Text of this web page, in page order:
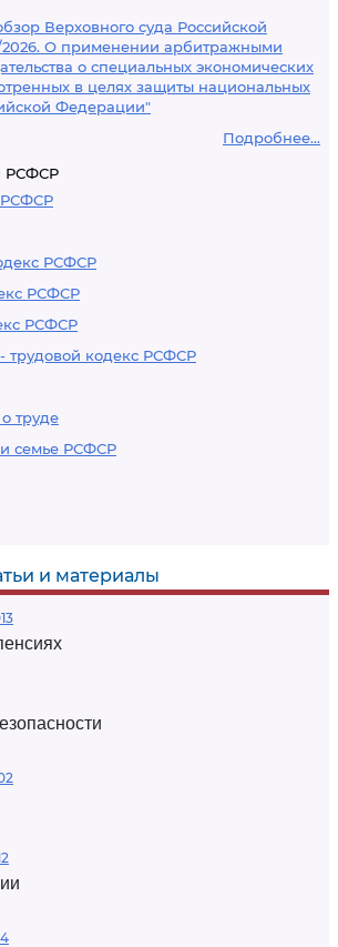
Верховного суда Российской
О применении арбитражными
о специальных экономических
в целях защиты национальных
Федерации"
Подробнее...
РСФСР
РСФСР
РСФСР
РСФСР
РСФСР
трудовой кодекс РСФСР
труде
семье РСФСР
и материалы